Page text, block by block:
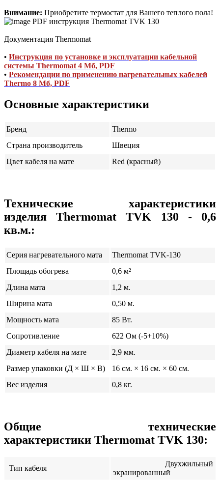
Внимание: Приобретите термостат для Вашего теплого пола!
Документация Thermomat
• Инструкция по установке и эксплуатации кабельной
системы Thermomat 4 Мб, PDF
• Рекомендации по применению нагревательных кабелей
Thermo 8 Мб, PDF
Основные характеристики
Бренд
Thermo
Страна производитель
Швеция
Цвет кабеля на мате
Red (красный)
Технические характеристики
изделия Thermomat TVK 130 - 0,6
кв.м.:
Серия нагревательного мата
Thermomat TVK-130
Площадь обогрева
0,6 м²
Длина мата
1,2 м.
Ширина мата
0,50 м.
Мощность мата
85 Вт.
Сопротивление
622 Ом (-5+10%)
Диаметр кабеля на мате
2,9 мм.
Размер упаковки (Д × Ш × В)
16 см. × 16 см. × 60 см.
Вес изделия
0,8 кг.
Общие технические
характеристики Thermomat TVK 130:
Тип кабеля
Двухжильный
экранированный